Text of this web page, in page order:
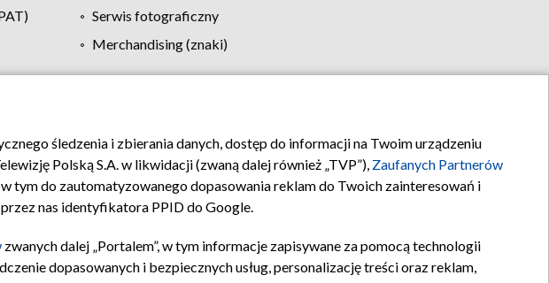
Serwis fotograficzny
Merchandising (znaki)
Pomoc Biuro reklamy Kontakt
śledzenia i zbierania danych, dostęp do informacji na Twoim urządzeniu
Polską S.A. w likwidacji (zwaną dalej również „TVP”), Zaufanych Partnerów
tym do zautomatyzowanego dopasowania reklam do Twoich zainteresowań i
nas identyfikatora PPID do Google.
zwanych dalej „Portalem”, w tym informacje zapisywane za pomocą technologii
dopasowanych i bezpiecznych usług, personalizację treści oraz reklam,